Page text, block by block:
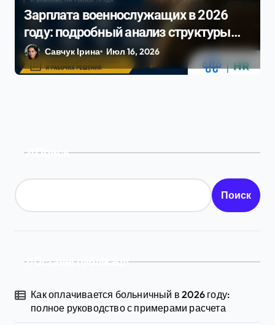
Зарплата военнослужащих в 2026
году: подробный анализ структуры
выплат и влияние на рынок труда
Савчук Ірина Июл 16, 2026
Поиск
Поиск
Останні публікації
Как оплачивается больничный в 2026 году:
полное руководство с примерами расчета